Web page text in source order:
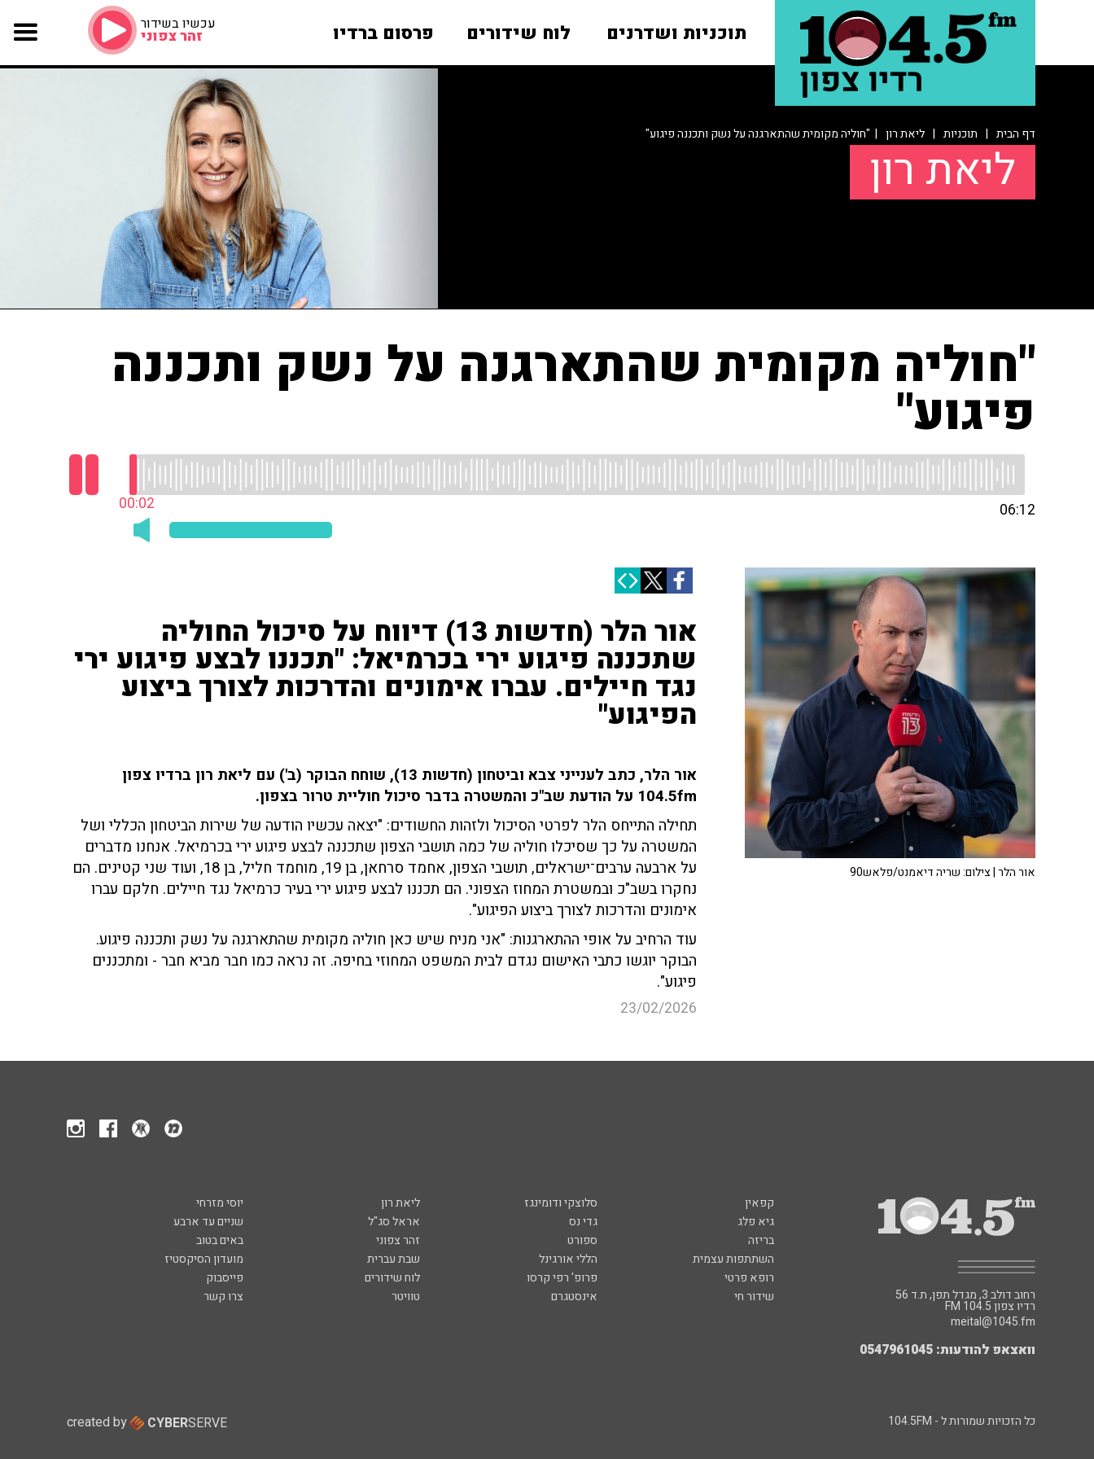
תוכניות ושדרנים לוח שידורים פרסום ברדיו עכשיו בשידור
זהר צפוני
דף הבית | תוכניות | ליאת רון | "חוליה מקומית שהתארגנה על נשק ותכננה פיגוע"
ליאת רון
"חוליה מקומית שהתארגנה על נשק ותכננה
פיגוע"
00:03 06:12
אור הלר (חדשות 13) דיווח על סיכול החוליה
שתכננה פיגוע ירי בכרמיאל: "תכננו לבצע פיגוע ירי
נגד חיילים. עברו אימונים והדרכות לצורך ביצוע
הפיגוע"
אור הלר, כתב לענייני צבא וביטחון (חדשות 13), שוחח הבוקר (ב') עם ליאת רון ברדיו צפון
104.5fm על הודעת שב"כ והמשטרה בדבר סיכול חוליית טרור בצפון.
תחילה התייחס הלר לפרטי הסיכול ולזהות החשודים: "יצאה עכשיו הודעה של שירות הביטחון הכללי ושל
המשטרה על כך שסיכלו חוליה של כמה תושבי הצפון שתכננה לבצע פיגוע ירי בכרמיאל. אנחנו מדברים
על ארבעה ערבים־ישראלים, תושבי הצפון, אחמד סרחאן, בן 19, מוחמד חליל, בן 18, ועוד שני קטינים. הם
נחקרו בשב"כ ובמשטרת המחוז הצפוני. הם תכננו לבצע פיגוע ירי בעיר כרמיאל נגד חיילים. חלקם עברו
אימונים והדרכות לצורך ביצוע הפיגוע".
עוד הרחיב על אופי ההתארגנות: "אני מניח שיש כאן חוליה מקומית שהתארגנה על נשק ותכננה פיגוע.
הבוקר יוגשו כתבי האישום נגדם לבית המשפט המחוזי בחיפה. זה נראה כמו חבר מביא חבר - ומתכננים
פיגוע".
23/02/2026
אור הלר | צילום: שריה דיאמנט/פלאש90
קפאין סלוצקי ודומינגז ליאת רון
יוסי מזרחי
גיא פלג
גדי נס אראל סג"ל
שניים עד ארבע
בריזה
ספורט זהר צפוני
באים בטוב
השתתפות עצמית
הללי אורגינל שבת עברית
מועדון הסיקסטיז
רופא פרטי
פרופ' רפי קרסו לוח שידורים
פייסבוק
שידור חי
אינסטגרם טוויטר צרו קשר רחוב דולב 3, מגדל תפן, ת.ד 56
FM רדיו צפון 104.5
meital@1045.fm
וואצאפ להודעות: 0547961045
כל הזכויות שמורות ל - 104.5FM created by CYBERSERVE